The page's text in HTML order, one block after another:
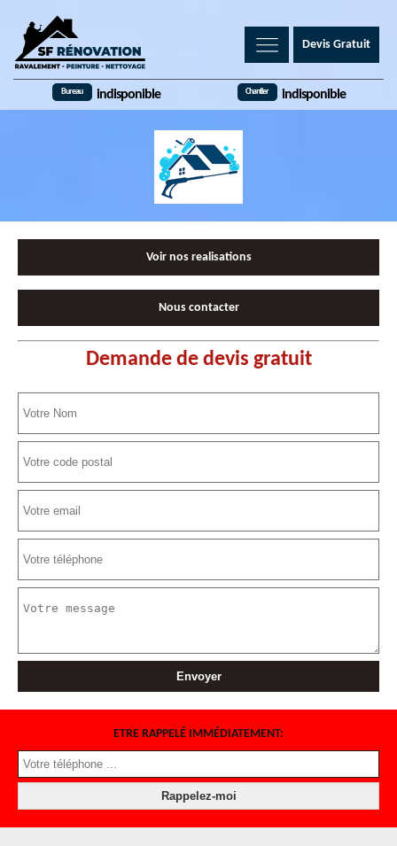
Devis Gratuit
Bureau indisponible Chantier indisponible
Voir nos realisations
Nous contacter
Demande de devis gratuit
ETRE RAPPELÉ IMMÉDIATEMENT: